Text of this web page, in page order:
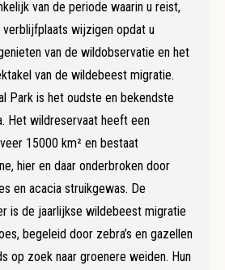
van de periode waarin u reist,
wijzigen opdat u
van de wildobservatie en het
van de wildebeest migratie.
Park is het oudste en bekendste
Het wildreservaat heeft een
15000 km² en bestaat
hier en daar onderbroken door
en acacia struikgewas. De
is de jaarlijkse wildebeest migratie
begeleid door zebra’s en gazellen
op zoek naar groenere weiden. Hun